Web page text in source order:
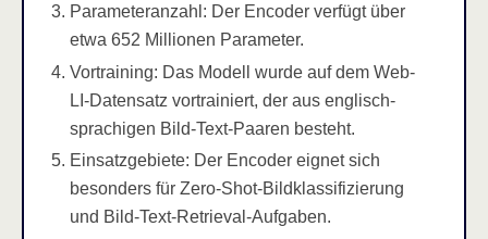
Para­me­ter­an­zahl: Der Enco­der ver­fügt über
etwa 652 Mil­lio­nen Parameter.
Vor­trai­ning: Das Modell wur­de auf dem Web­
LI-Daten­satz vor­trai­niert, der aus eng­lisch­
spra­chi­gen Bild-Text-Paa­ren besteht.
Ein­satz­ge­bie­te: Der Enco­der eig­net sich
beson­ders für Zero-Shot-Bild­klas­si­fi­zie­rung
und Bild-Text-Retrieval-Aufgaben.